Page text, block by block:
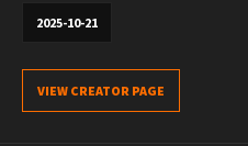
2025-10-21
VIEW CREATOR PAGE